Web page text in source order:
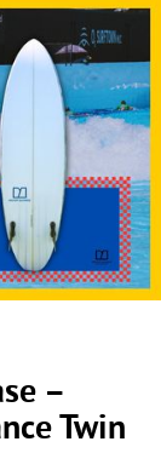
–
Twin